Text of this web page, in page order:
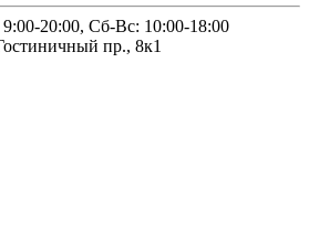
20:00, Сб-Вс: 10:00-18:00
пр., 8к1